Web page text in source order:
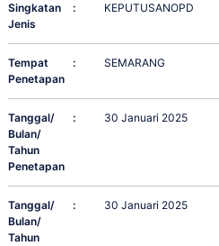
Singkatan
Jenis
: KEPUTUSANOPD
Tempat
Penetapan
: SEMARANG
Tanggal/
Bulan/
Tahun
Penetapan
: 30 Januari 2025
Tanggal/
Bulan/
Tahun
: 30 Januari 2025